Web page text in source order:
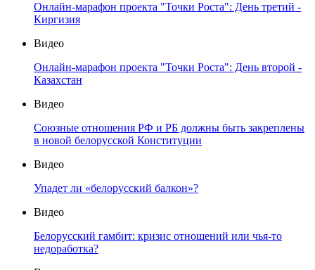
Онлайн-марафон проекта "Точки Роста": День третий -
Киргизия
Видео
Онлайн-марафон проекта "Точки Роста": День второй -
Казахстан
Видео
Союзные отношения РФ и РБ должны быть закреплены
в новой белорусской Конституции
Видео
Упадет ли «белорусский балкон»?
Видео
Белорусский гамбит: кризис отношений или чья-то
недоработка?